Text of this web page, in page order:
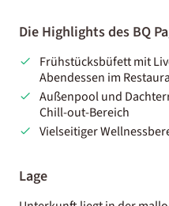
Die Highlights des BQ
Frühstücksbüfett mit
Abendessen im
Außenpool und
Chill-out-Bereich
Vielseitiger
Lage